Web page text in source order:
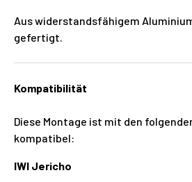
Aus widerstandsfähigem
gefertigt.
Kompatibilität
Diese Montage ist mit den
kompatibel:
IWI Jericho